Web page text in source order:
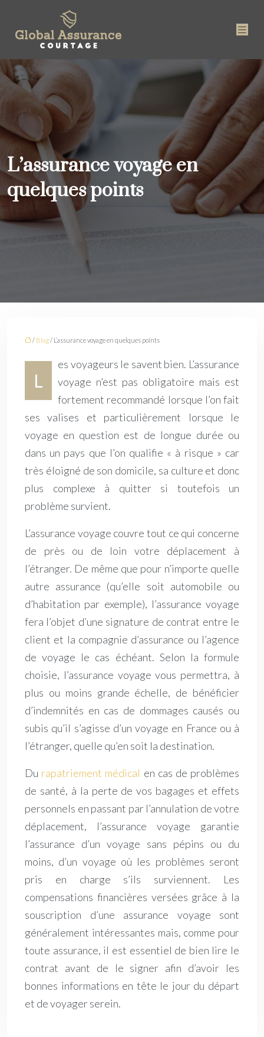
L’assurance voyage en
quelques points
/ Blog/ L’assurance voyage en quelques points
L
es voyageurs le savent bien. L’assurance
voyage n’est pas obligatoire mais est
fortement recommandé lorsque l’on fait
ses valises et particulièrement lorsque le
voyage en question est de longue durée ou
dans un pays que l’on qualifie « à risque » car
très éloigné de son domicile, sa culture et donc
plus complexe à quitter si toutefois un
problème survient.
L’assurance voyage couvre tout ce qui concerne
de près ou de loin votre déplacement à
l’étranger. De même que pour n’importe quelle
autre assurance (qu’elle soit automobile ou
d’habitation par exemple), l’assurance voyage
fera l’objet d’une signature de contrat entre le
client et la compagnie d’assurance ou l’agence
de voyage le cas échéant. Selon la formule
choisie, l’assurance voyage vous permettra, à
plus ou moins grande échelle, de bénéficier
d’indemnités en cas de dommages causés ou
subis qu’il s’agisse d’un voyage en France ou à
l’étranger, quelle qu’en soit la destination.
Du rapatriement médical en cas de problèmes
de santé, à la perte de vos bagages et effets
personnels en passant par l’annulation de votre
déplacement, l’assurance voyage garantie
l’assurance d’un voyage sans pépins ou du
moins, d’un voyage où les problèmes seront
pris en charge s’ils surviennent. Les
compensations financières versées grâce à la
souscription d’une assurance voyage sont
généralement intéressantes mais, comme pour
toute assurance, il est essentiel de bien lire le
contrat avant de le signer afin d’avoir les
bonnes informations en tête le jour du départ
et de voyager serein.